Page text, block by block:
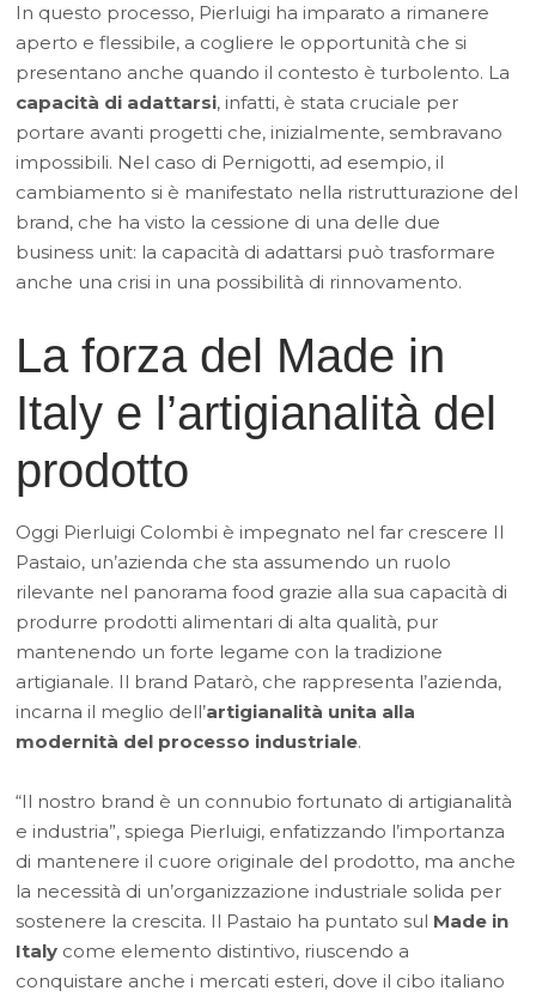
In questo processo, Pierluigi ha imparato a rimanere
aperto e flessibile, a cogliere le opportunità che si
presentano anche quando il contesto è turbolento. La
capacità di adattarsi, infatti, è stata cruciale per
portare avanti progetti che, inizialmente, sembravano
impossibili. Nel caso di Pernigotti, ad esempio, il
cambiamento si è manifestato nella ristrutturazione del
brand, che ha visto la cessione di una delle due
business unit: la capacità di adattarsi può trasformare
anche una crisi in una possibilità di rinnovamento.
La forza del Made in
Italy e l’artigianalità del
prodotto
Oggi Pierluigi Colombi è impegnato nel far crescere Il
Pastaio, un’azienda che sta assumendo un ruolo
rilevante nel panorama food grazie alla sua capacità di
produrre prodotti alimentari di alta qualità, pur
mantenendo un forte legame con la tradizione
artigianale. Il brand Patarò, che rappresenta l’azienda,
incarna il meglio dell’artigianalità unita alla
modernità del processo industriale.
“Il nostro brand è un connubio fortunato di artigianalità
e industria”, spiega Pierluigi, enfatizzando l’importanza
di mantenere il cuore originale del prodotto, ma anche
la necessità di un’organizzazione industriale solida per
sostenere la crescita. Il Pastaio ha puntato sul Made in
Italy come elemento distintivo, riuscendo a
conquistare anche i mercati esteri, dove il cibo italiano